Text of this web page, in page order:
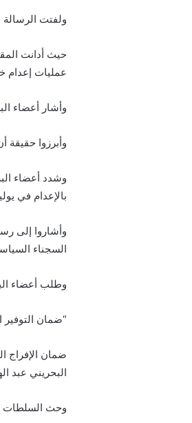
ولفتت الرسالة
حيث أدانت
عمليات إعدام
وأشار أعضاء البرلمان الأوروبي إلى أن
وأبرزوا حقيقة
وشدد أعضاء
بالإعدام في يوليو/
السجناء
وطلب أعضاء
“ضمان التوفير
ضمان الإفراج
البحريني عبد
وحث السلطات